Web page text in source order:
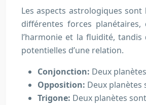
Les aspects astrologiques
différentes forces
l’harmonie et la fluidité,
potentielles d’une relation.
Conjonction: Deux
Opposition: Deux planètes
Trigone: Deux planètes